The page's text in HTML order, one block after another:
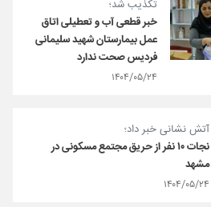
تکذیب شد؛
خبر قطعی آب و تعطیلی اتاق
عمل بیمارستان شهید سلیمانی
فردیس صحت ندارد
۱۴۰۴/۰۵/۲۴
آتش نشانی خبر داد؛
نجات ۱۰ نفر از حریق مجتمع مسکونی در
مشهد
۱۴۰۴/۰۵/۲۴